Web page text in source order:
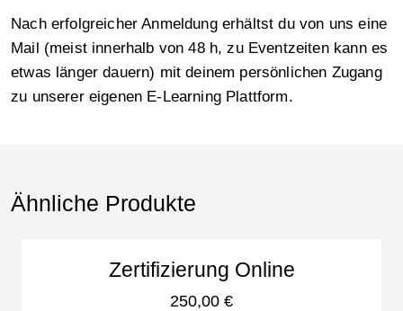
Nach erfolgreicher Anmeldung erhältst du von uns eine
Mail (meist innerhalb von 48 h, zu Eventzeiten kann es
etwas länger dauern) mit deinem persönlichen Zugang
zu unserer eigenen E-Learning Plattform.
Ähnliche Produkte
Zertifizierung Online
250,00 €